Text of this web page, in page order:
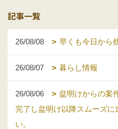
記事一覧
26/08/08 早くも今日から
26/08/07 暮らし情報
26/08/06
盆明けからの案
完了し盆明け以降スムーズに
い。